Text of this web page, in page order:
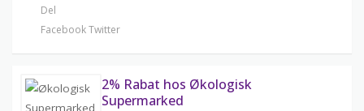
Del
FacebookTwitter
2% Rabat hos Økologisk
Supermarked